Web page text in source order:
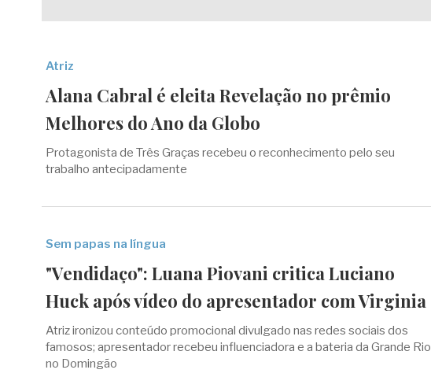
Atriz
Alana Cabral é eleita Revelação no prêmio
Melhores do Ano da Globo
Protagonista de Três Graças recebeu o reconhecimento pelo seu
trabalho antecipadamente
Sem papas na língua
"Vendidaço": Luana Piovani critica Luciano
Huck após vídeo do apresentador com Virginia
Atriz ironizou conteúdo promocional divulgado nas redes sociais dos
famosos; apresentador recebeu influenciadora e a bateria da Grande Rio
no Domingão